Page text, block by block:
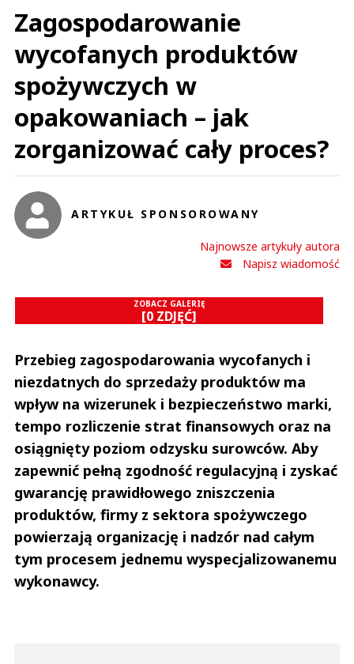
Zagospodarowanie
wycofanych produktów
spożywczych w
opakowaniach – jak
zorganizować cały proces?
ARTYKUŁ SPONSOROWANY
Najnowsze artykuły autora
Napisz wiadomość
ZOBACZ GALERIĘ
[0 ZDJĘĆ]
Przebieg zagospodarowania wycofanych i
niezdatnych do sprzedaży produktów ma
wpływ na wizerunek i bezpieczeństwo marki,
tempo rozliczenie strat finansowych oraz na
osiągnięty poziom odzysku surowców. Aby
zapewnić pełną zgodność regulacyjną i zyskać
gwarancję prawidłowego zniszczenia
produktów, firmy z sektora spożywczego
powierzają organizację i nadzór nad całym
tym procesem jednemu wyspecjalizowanemu
wykonawcy.